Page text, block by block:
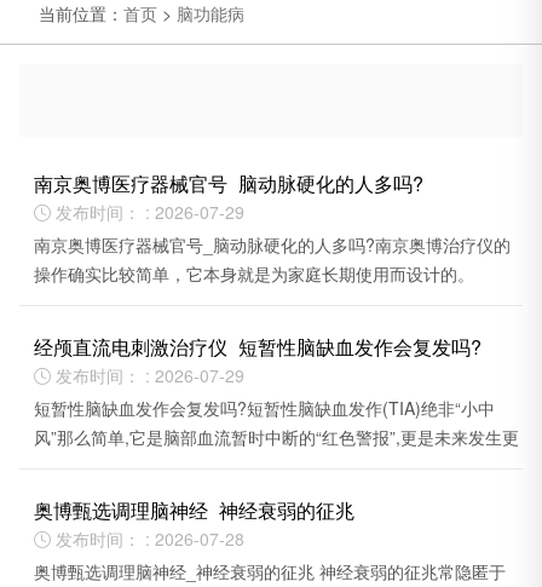
当前位置： 首页 > 脑功能病
南京奥博医疗器械官号_脑动脉硬化的人多吗?
 发布时间： : 2026-07-29
南京奥博医疗器械官号_脑动脉硬化的人多吗?南京奥博治疗仪的
操作确实比较简单，它本身就是为家庭长期使用而设计的。
经颅直流电刺激治疗仪_短暂性脑缺血发作会复发吗?
 发布时间： : 2026-07-29
短暂性脑缺血发作会复发吗?短暂性脑缺血发作(TIA)绝非“小中
风”那么简单,它是脑部血流暂时中断的“红色警报”,更是未来发生更
奥博甄选调理脑神经_神经衰弱的征兆
 发布时间： : 2026-07-28
奥博甄选调理脑神经_神经衰弱的征兆 神经衰弱的征兆常隐匿于